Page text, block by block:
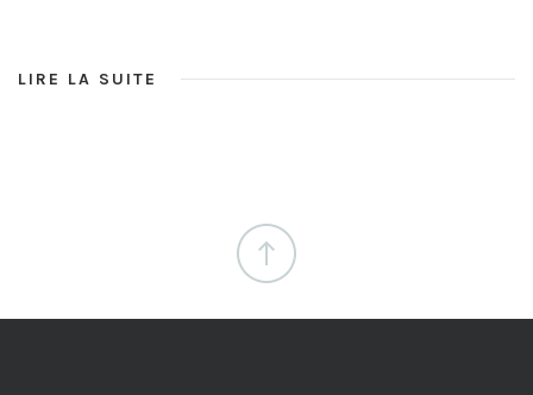
LIRE LA SUITE